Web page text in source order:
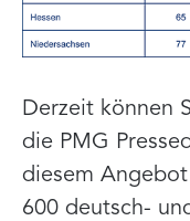
Derzeit können
die PMG
diesem
600 deutsch-